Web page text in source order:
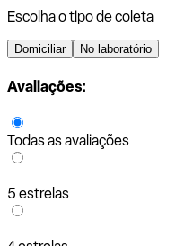
Escolha o tipo de coleta
Domiciliar No laboratório
Avaliações:
Todas as avaliações
5 estrelas